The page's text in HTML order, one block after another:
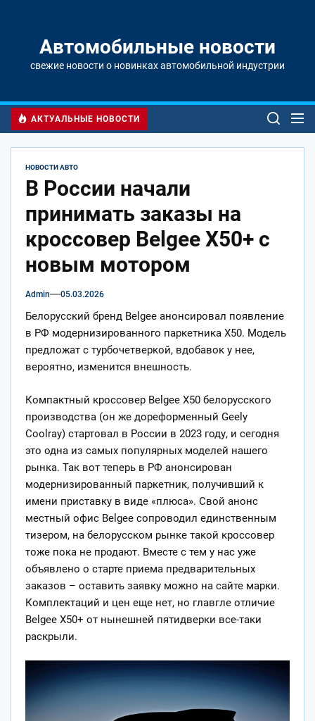
содержимомуАвтомобильные новости
свежие новости о новинках автомобильной индустрии
АКТУАЛЬНЫЕ НОВОСТИ
НОВОСТИ АВТО
В России начали
принимать заказы на
кроссовер Belgee X50+ с
новым мотором
Admin 05.03.2026
Белорусский бренд Belgee анонсировал появление
в РФ модернизированного паркетника X50. Модель
предложат с турбочетверкой, вдобавок у нее,
вероятно, изменится внешность.
Компактный кроссовер Belgee X50 белорусского
производства (он же дореформенный Geely
Coolray) стартовал в России в 2023 году, и сегодня
это одна из самых популярных моделей нашего
рынка. Так вот теперь в РФ анонсирован
модернизированный паркетник, получивший к
имени приставку в виде «плюса». Свой анонс
местный офис Belgee сопроводил единственным
тизером, на белорусском рынке такой кроссовер
тоже пока не продают. Вместе с тем у нас уже
объявлено о старте приема предварительных
заказов – оставить заявку можно на сайте марки.
Комплектаций и цен еще нет, но главгле отличие
Belgee X50+ от нынешней пятидверки все-таки
раскрыли.